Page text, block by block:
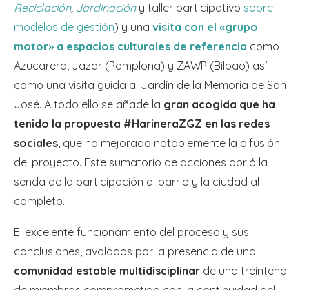
Reciclación, Jardinacióny taller participativo sobre
modelos de gestión) y una visita con el «grupo
motor» a espacios culturales de referencia como
Azucarera, Jazar (Pamplona) y ZAWP (Bilbao) así
como una visita guida al Jardín de la Memoria de San
José. A todo ello se añade la gran acogida que ha
tenido la propuesta #HarineraZGZ en las redes
sociales, que ha mejorado notablemente la difusión
del proyecto. Este sumatorio de acciones abrió la
senda de la participación al barrio y la ciudad al
completo.
El excelente funcionamiento del proceso y sus
conclusiones, avalados por la presencia de una
comunidad estable multidisciplinar de una treintena